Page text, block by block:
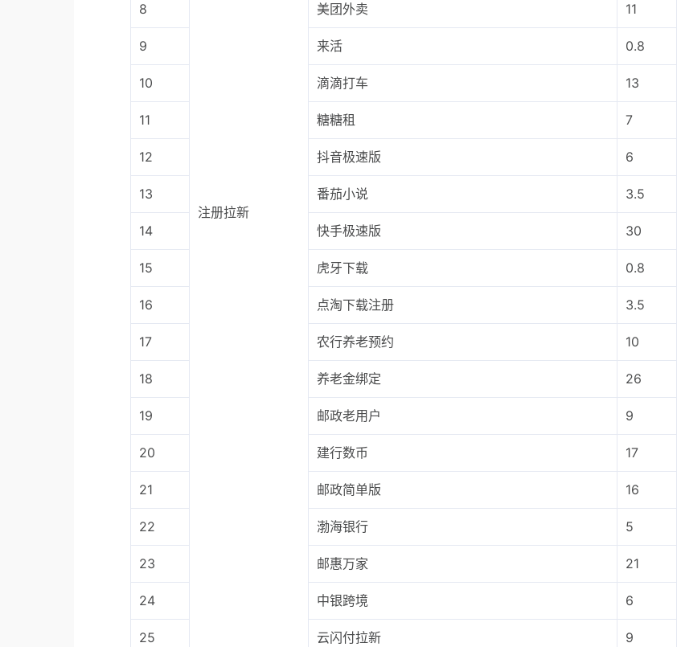
注册拉新
8 美团外卖 11
9 来活 0.8
10 滴滴打车 13
11 糖糖租 7
12 抖音极速版 6
13 番茄小说 3.5
14 快手极速版 30
15 虎牙下载 0.8
16 点淘下载注册 3.5
17 农行养老预约 10
18 养老金绑定 26
19 邮政老用户 9
20 建行数币 17
21 邮政简单版 16
22 渤海银行 5
23 邮惠万家 21
24 中银跨境 6
25 云闪付拉新 9